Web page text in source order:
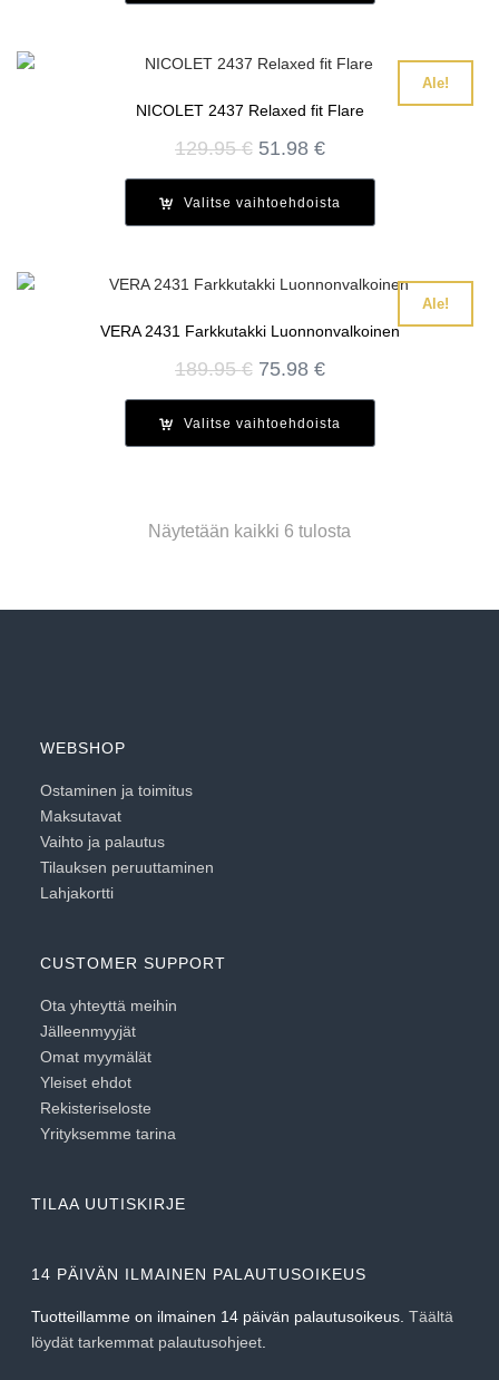
Ale!
NICOLET 2437 Relaxed fit Flare
129.95€ Alkuperäinen
oli:
51.98 €Nykyinen
on:
Valitse vaihtoehdoista
Ale!
VERA 2431 Farkkutakki Luonnonvalkoinen
189.95€ Alkuperäinen
oli:
75.98 €Nykyinen
on:
Valitse vaihtoehdoista
Näytetään kaikki 6 tulosta
WEBSHOP
Ostaminen ja toimitus
Maksutavat
Vaihto ja palautus
Tilauksen peruuttaminen
Lahjakortti
CUSTOMER SUPPORT
Ota yhteyttä meihin
Jälleenmyyjät
Omat myymälät
Yleiset ehdot
Rekisteriseloste
Yrityksemme tarina
TILAA UUTISKIRJE
14 PÄIVÄN ILMAINEN PALAUTUSOIKEUS
Tuotteillamme on ilmainen 14 päivän palautusoikeus.Täältä
löydät tarkemmat palautusohjeet.